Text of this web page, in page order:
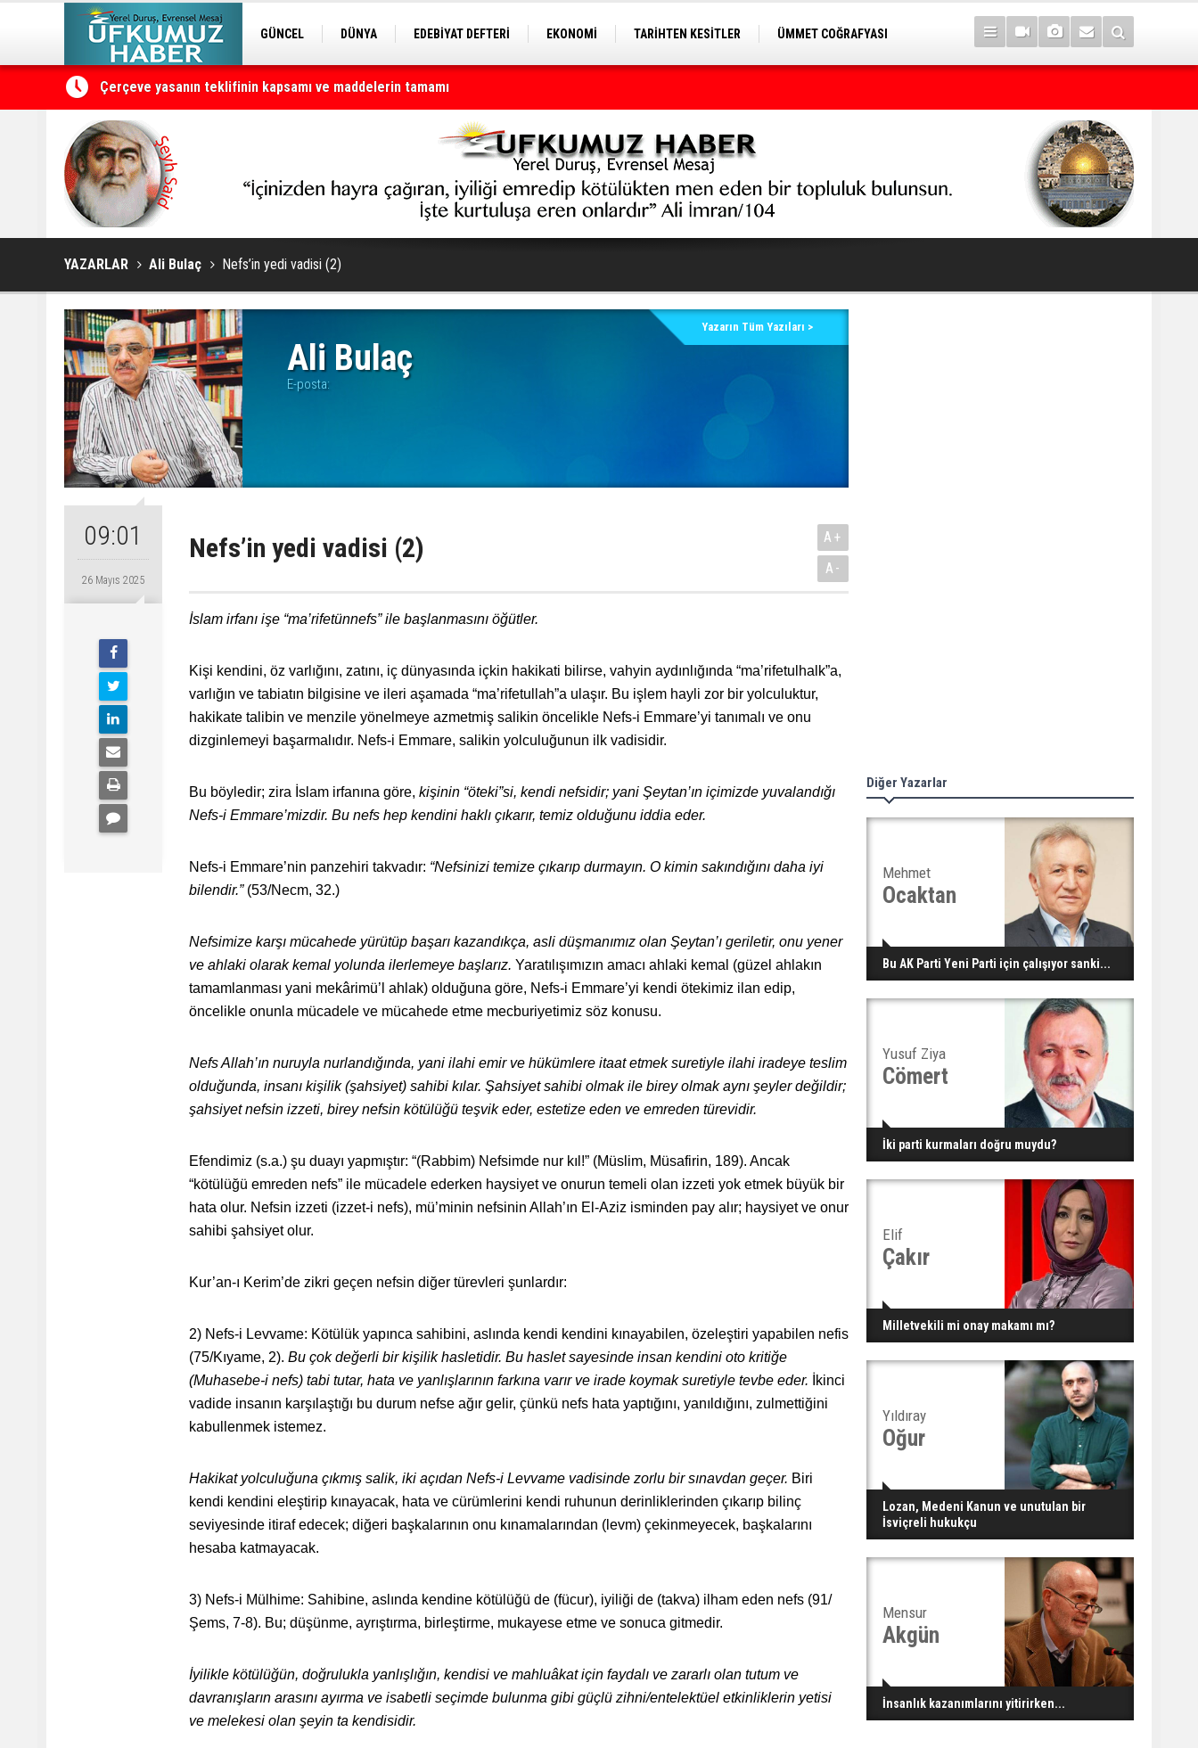
GÜNCEL DÜNYA EDEBİYAT DEFTERİ EKONOMİ TARİHTEN KESİTLER
ÜMMET COĞRAFYASI
Çerçeve yasanın teklifinin kapsamı ve maddelerin tamamı
YAZARLAR Ali Bulaç Nefs’in yedi vadisi (2)
Ali Bulaç
E-posta:
Yazarın Tüm Yazıları >
09:01
26 Mayıs 2025
Nefs’in yedi vadisi (2)
A+
A-
İslam irfanı işe “ma’rifetünnefs” ile başlanmasını öğütler.
Kişi kendini, öz varlığını, zatını, iç dünyasında içkin hakikati bilirse, vahyin aydınlığında “ma’rifetulhalk”a,
varlığın ve tabiatın bilgisine ve ileri aşamada “ma’rifetullah”a ulaşır. Bu işlem hayli zor bir yolculuktur,
hakikate talibin ve menzile yönelmeye azmetmiş salikin öncelikle Nefs-i Emmare’yi tanımalı ve onu
dizginlemeyi başarmalıdır. Nefs-i Emmare, salikin yolculuğunun ilk vadisidir.
Bu böyledir; zira İslam irfanına göre, kişinin “öteki”si, kendi nefsidir; yani Şeytan’ın içimizde yuvalandığı
Nefs-i Emmare’mizdir. Bu nefs hep kendini haklı çıkarır, temiz olduğunu iddia eder.
Nefs-i Emmare’nin panzehiri takvadır: “Nefsinizi temize çıkarıp durmayın. O kimin sakındığını daha iyi
bilendir.”(53/Necm, 32.)
Nefsimize karşı mücahede yürütüp başarı kazandıkça, asli düşmanımız olan Şeytan’ı geriletir, onu yener
ve ahlaki olarak kemal yolunda ilerlemeye başlarız. Yaratılışımızın amacı ahlaki kemal (güzel ahlakın
tamamlanması yani mekârimü’l ahlak) olduğuna göre, Nefs-i Emmare’yi kendi ötekimiz ilan edip,
öncelikle onunla mücadele ve mücahede etme mecburiyetimiz söz konusu.
Nefs Allah’ın nuruyla nurlandığında, yani ilahi emir ve hükümlere itaat etmek suretiyle ilahi iradeye teslim
olduğunda, insanı kişilik (şahsiyet) sahibi kılar. Şahsiyet sahibi olmak ile birey olmak aynı şeyler değildir;
şahsiyet nefsin izzeti, birey nefsin kötülüğü teşvik eder, estetize eden ve emreden türevidir.
Efendimiz (s.a.) şu duayı yapmıştır: “(Rabbim) Nefsimde nur kıl!” (Müslim, Müsafirin, 189). Ancak
“kötülüğü emreden nefs” ile mücadele ederken haysiyet ve onurun temeli olan izzeti yok etmek büyük bir
hata olur. Nefsin izzeti (izzet-i nefs), mü’minin nefsinin Allah’ın El-Aziz isminden pay alır; haysiyet ve onur
sahibi şahsiyet olur.
Kur’an-ı Kerim’de zikri geçen nefsin diğer türevleri şunlardır:
2) Nefs-i Levvame: Kötülük yapınca sahibini, aslında kendi kendini kınayabilen, özeleştiri yapabilen nefis
(75/Kıyame, 2). Bu çok değerli bir kişilik hasletidir. Bu haslet sayesinde insan kendini oto kritiğe
(Muhasebe-i nefs) tabi tutar, hata ve yanlışlarının farkına varır ve irade koymak suretiyle tevbe eder.
İkinci
vadide insanın karşılaştığı bu durum nefse ağır gelir, çünkü nefs hata yaptığını, yanıldığını, zulmettiğini
kabullenmek istemez.
Hakikat yolculuğuna çıkmış salik, iki açıdan Nefs-i Levvame vadisinde zorlu bir sınavdan geçer. Biri
kendi kendini eleştirip kınayacak, hata ve cürümlerini kendi ruhunun derinliklerinden çıkarıp bilinç
seviyesinde itiraf edecek; diğeri başkalarının onu kınamalarından (levm) çekinmeyecek, başkalarını
hesaba katmayacak.
3) Nefs-i Mülhime: Sahibine, aslında kendine kötülüğü de (fücur), iyiliği de (takva) ilham eden nefs (91/
Şems, 7-8). Bu; düşünme, ayrıştırma, birleştirme, mukayese etme ve sonuca gitmedir.
İyilikle kötülüğün, doğrulukla yanlışlığın, kendisi ve mahluâkat için faydalı ve zararlı olan tutum ve
davranışların arasını ayırma ve isabetli seçimde bulunma gibi güçlü zihni/entelektüel etkinliklerin yetisi
ve melekesi olan şeyin ta kendisidir.
Diğer Yazarlar
Mehmet
Ocaktan
Bu AK Parti Yeni Parti için çalışıyor sanki...
Yusuf Ziya
Cömert
İki parti kurmaları doğru muydu?
Elif
Çakır
Milletvekili mi onay makamı mı?
Yıldıray
Oğur
Lozan, Medeni Kanun ve unutulan bir
İsviçreli hukukçu
Mensur
Akgün
İnsanlık kazanımlarını yitirirken...